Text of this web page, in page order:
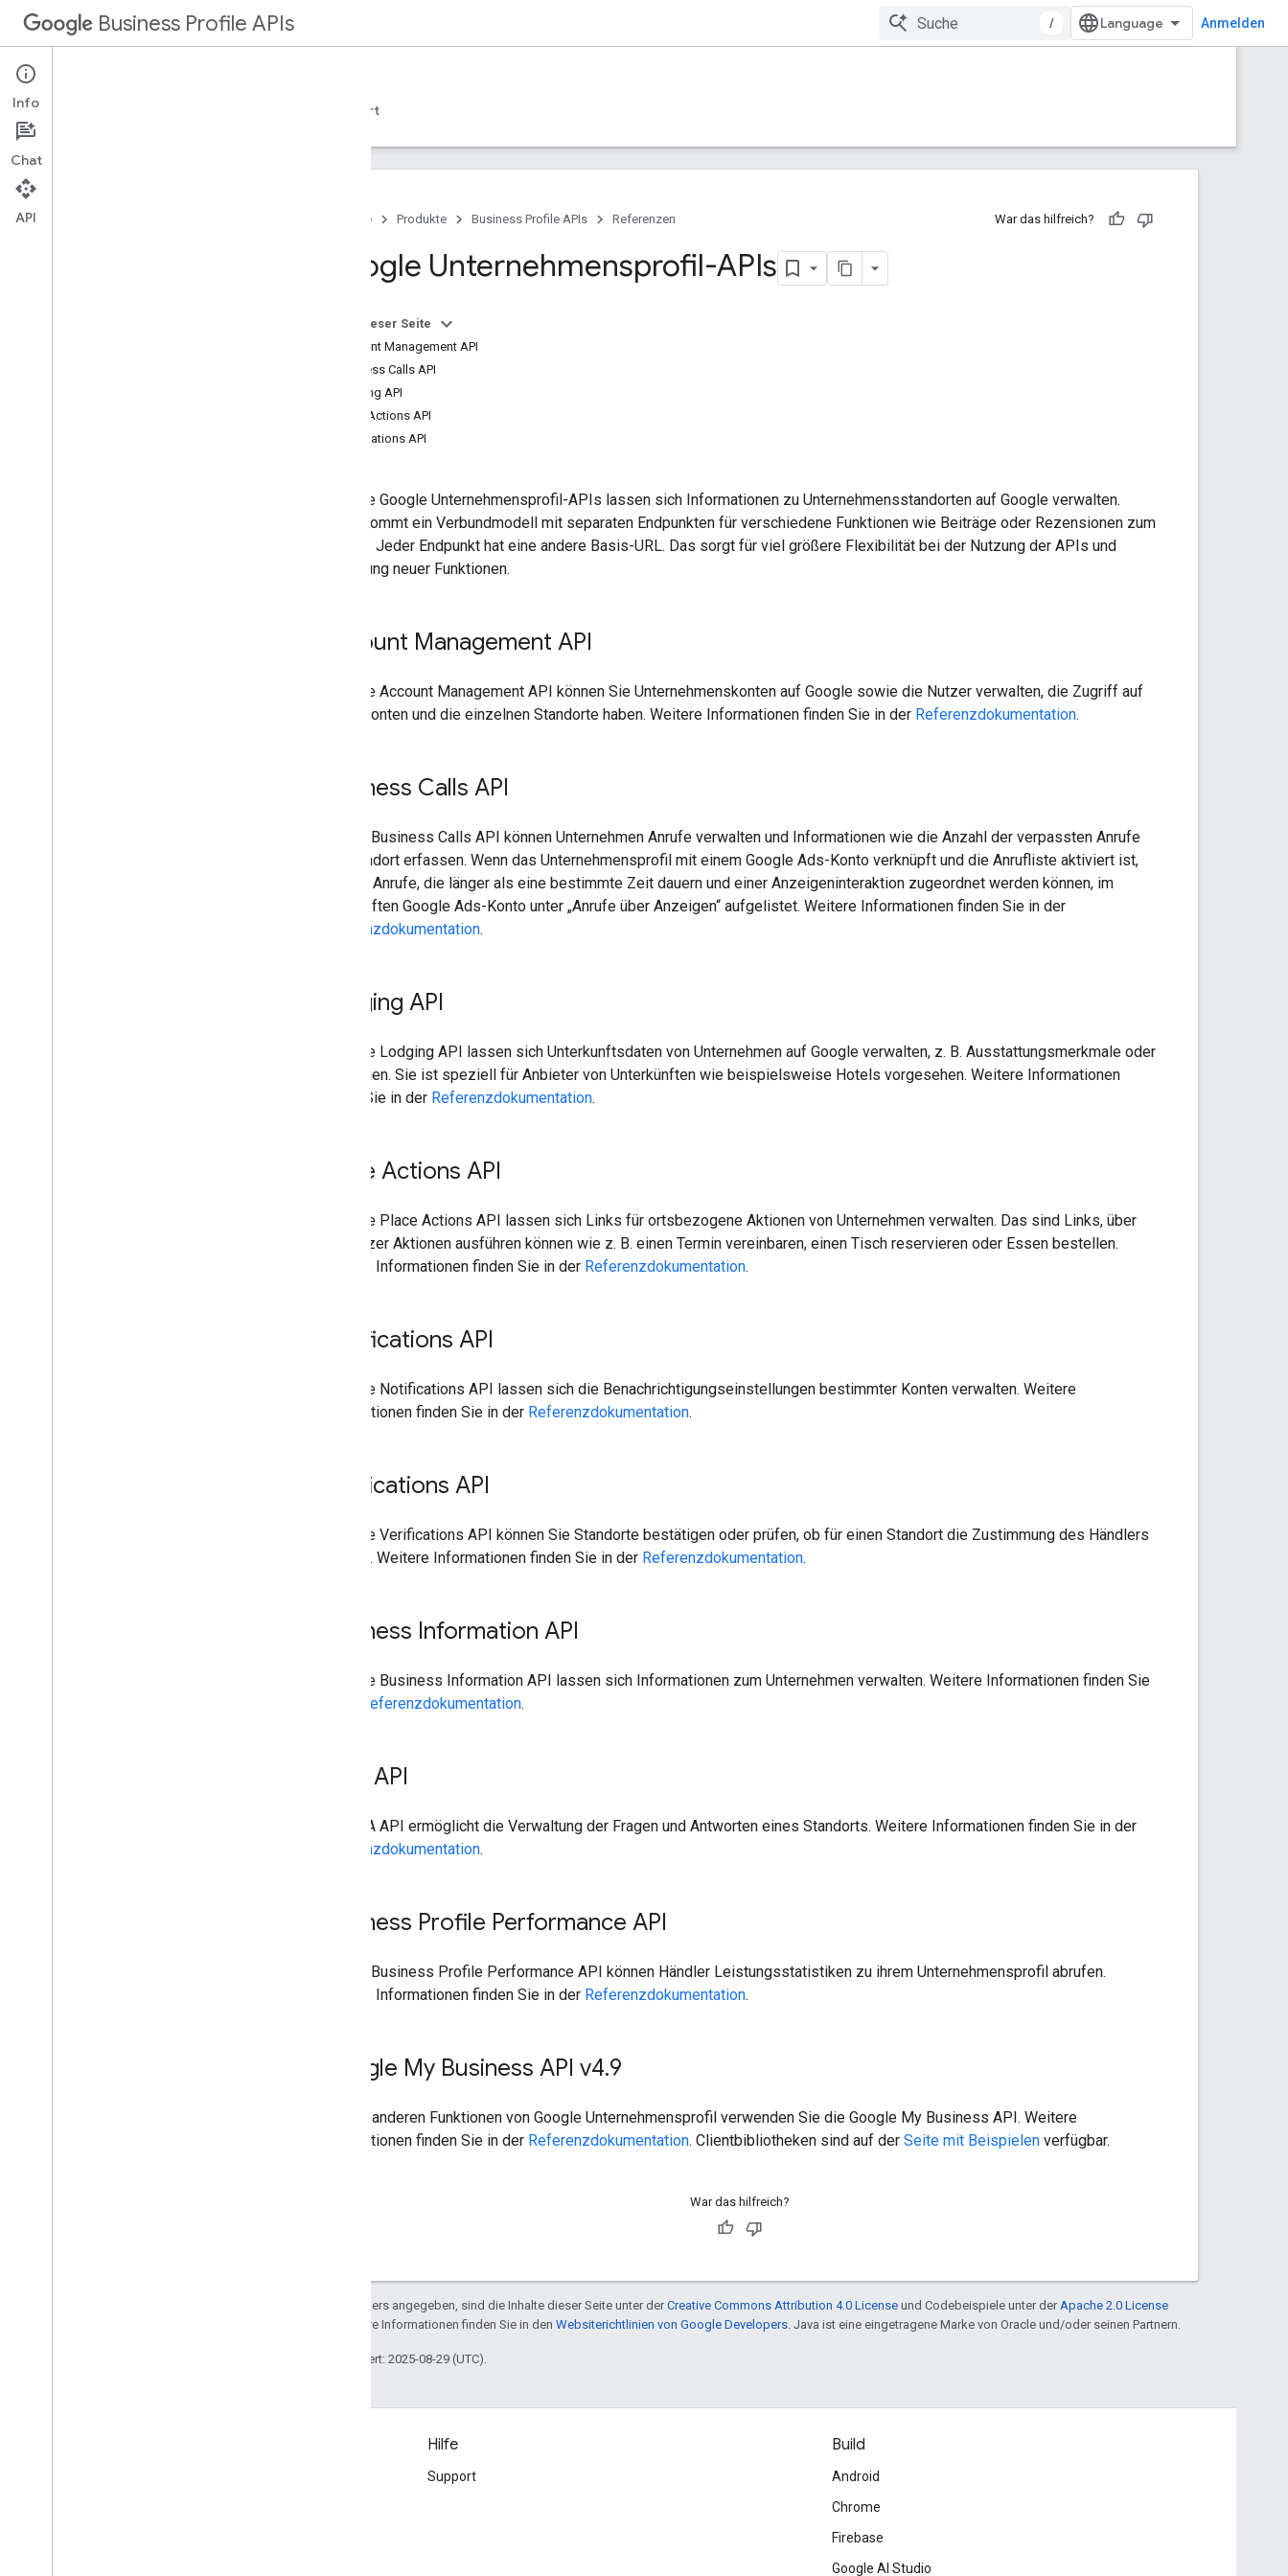
Business Profile APIs / Anmelden
Leitfäden Support
Startseite Produkte Business Profile APIs Referenzen War das hilfreich?
Google Unternehmensprofil-APIs
Auf dieser Seite
Account Management API
Business Calls API
Lodging API
Place Actions API
Notifications API
Über die Google Unternehmensprofil-APIs lassen sich Informationen zu Unternehmensstandorten auf Google verwalten.
Dabei kommt ein Verbundmodell mit separaten Endpunkten für verschiedene Funktionen wie Beiträge oder Rezensionen zum
Einsatz. Jeder Endpunkt hat eine andere Basis-URL. Das sorgt für viel größere Flexibilität bei der Nutzung der APIs und
Einführung neuer Funktionen.
Account Management API
Über die Account Management API können Sie Unternehmenskonten auf Google sowie die Nutzer verwalten, die Zugriff auf
diese Konten und die einzelnen Standorte haben. Weitere Informationen finden Sie in der Referenzdokumentation.
Business Calls API
Mit der Business Calls API können Unternehmen Anrufe verwalten und Informationen wie die Anzahl der verpassten Anrufe
am Standort erfassen. Wenn das Unternehmensprofil mit einem Google Ads-Konto verknüpft und die Anrufliste aktiviert ist,
werden Anrufe, die länger als eine bestimmte Zeit dauern und einer Anzeigeninteraktion zugeordnet werden können, im
verknüpften Google Ads-Konto unter „Anrufe über Anzeigen“ aufgelistet. Weitere Informationen finden Sie in der
Referenzdokumentation.
Lodging API
Über die Lodging API lassen sich Unterkunftsdaten von Unternehmen auf Google verwalten, z. B. Ausstattungsmerkmale oder
Richtlinien. Sie ist speziell für Anbieter von Unterkünften wie beispielsweise Hotels vorgesehen. Weitere Informationen
finden Sie in der Referenzdokumentation.
Place Actions API
Über die Place Actions API lassen sich Links für ortsbezogene Aktionen von Unternehmen verwalten. Das sind Links, über
die Nutzer Aktionen ausführen können wie z. B. einen Termin vereinbaren, einen Tisch reservieren oder Essen bestellen.
Weitere Informationen finden Sie in der Referenzdokumentation.
Notifications API
Über die Notifications API lassen sich die Benachrichtigungseinstellungen bestimmter Konten verwalten. Weitere
Informationen finden Sie in der Referenzdokumentation.
Verifications API
Über die Verifications API können Sie Standorte bestätigen oder prüfen, ob für einen Standort die Zustimmung des Händlers
vorliegt. Weitere Informationen finden Sie in der Referenzdokumentation.
Business Information API
Über die Business Information API lassen sich Informationen zum Unternehmen verwalten. Weitere Informationen finden Sie
Referenzdokumentation.
Q&A API
Die Q&A API ermöglicht die Verwaltung der Fragen und Antworten eines Standorts. Weitere Informationen finden Sie in der
Referenzdokumentation.
Business Profile Performance API
Mit der Business Profile Performance API können Händler Leistungsstatistiken zu ihrem Unternehmensprofil abrufen.
Weitere Informationen finden Sie in der Referenzdokumentation.
Google My Business API v4.9
Für alle anderen Funktionen von Google Unternehmensprofil verwenden Sie die Google My Business API. Weitere
Informationen finden Sie in der Referenzdokumentation. Clientbibliotheken sind auf der Seite mit Beispielen verfügbar.
War das hilfreich?
Sofern nicht anders angegeben, sind die Inhalte dieser Seite unter derCreative Commons Attribution 4.0 License und Codebeispiele unter der Apache 2.0 License
lizenziert. Weitere Informationen finden Sie in den Websiterichtlinien von Google Developers . Java ist eine eingetragene Marke von Oracle und/oder seinen Partnern.
Zuletzt aktualisiert: 2025-08-29 (UTC).
Hilfe
Support
Build
Android
Chrome
Firebase
Google AI Studio
Info
Chat
API